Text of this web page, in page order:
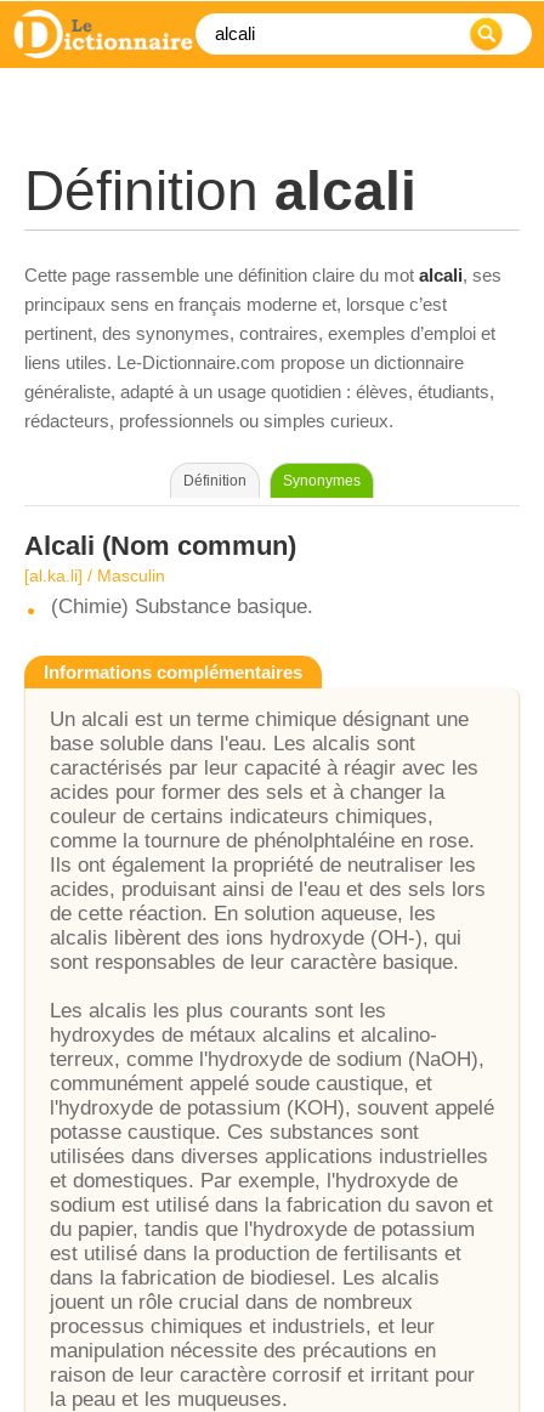
Définition alcali
Cette page rassemble une définition claire du mot alcali, ses
principaux sens en français moderne et, lorsque c’est
pertinent, des synonymes, contraires, exemples d’emploi et
liens utiles. Le-Dictionnaire.com propose un dictionnaire
généraliste, adapté à un usage quotidien : élèves, étudiants,
rédacteurs, professionnels ou simples curieux.
Définition Synonymes
Alcali (Nom commun)
[al.ka.li] / Masculin
(Chimie) Substance basique.
Informations complémentaires
Un alcali est un terme chimique désignant une
base soluble dans l'eau. Les alcalis sont
caractérisés par leur capacité à réagir avec les
acides pour former des sels et à changer la
couleur de certains indicateurs chimiques,
comme la tournure de phénolphtaléine en rose.
Ils ont également la propriété de neutraliser les
acides, produisant ainsi de l'eau et des sels lors
de cette réaction. En solution aqueuse, les
alcalis libèrent des ions hydroxyde (OH-), qui
sont responsables de leur caractère basique.
Les alcalis les plus courants sont les
hydroxydes de métaux alcalins et alcalino-
terreux, comme l'hydroxyde de sodium (NaOH),
communément appelé soude caustique, et
l'hydroxyde de potassium (KOH), souvent appelé
potasse caustique. Ces substances sont
utilisées dans diverses applications industrielles
et domestiques. Par exemple, l'hydroxyde de
sodium est utilisé dans la fabrication du savon et
du papier, tandis que l'hydroxyde de potassium
est utilisé dans la production de fertilisants et
dans la fabrication de biodiesel. Les alcalis
jouent un rôle crucial dans de nombreux
processus chimiques et industriels, et leur
manipulation nécessite des précautions en
raison de leur caractère corrosif et irritant pour
la peau et les muqueuses.